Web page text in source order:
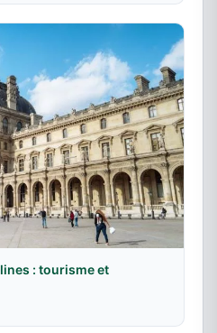
: tourisme et